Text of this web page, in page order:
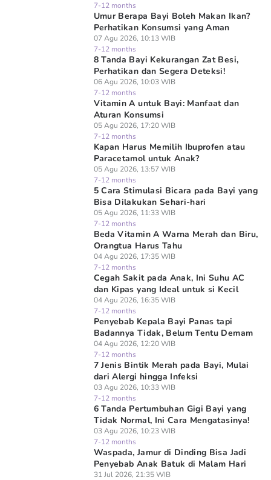
7-12 months
Umur Berapa Bayi Boleh Makan Ikan?
Perhatikan Konsumsi yang Aman
07 Agu 2026, 10:13 WIB
7-12 months
8 Tanda Bayi Kekurangan Zat Besi,
Perhatikan dan Segera Deteksi!
06 Agu 2026, 10:03 WIB
7-12 months
Vitamin A untuk Bayi: Manfaat dan
Aturan Konsumsi
05 Agu 2026, 17:20 WIB
7-12 months
Kapan Harus Memilih Ibuprofen atau
Paracetamol untuk Anak?
05 Agu 2026, 13:57 WIB
7-12 months
5 Cara Stimulasi Bicara pada Bayi yang
Bisa Dilakukan Sehari-hari
05 Agu 2026, 11:33 WIB
7-12 months
Beda Vitamin A Warna Merah dan Biru,
Orangtua Harus Tahu
04 Agu 2026, 17:35 WIB
7-12 months
Cegah Sakit pada Anak, Ini Suhu AC
dan Kipas yang Ideal untuk si Kecil
04 Agu 2026, 16:35 WIB
7-12 months
Penyebab Kepala Bayi Panas tapi
Badannya Tidak, Belum Tentu Demam
04 Agu 2026, 12:20 WIB
7-12 months
7 Jenis Bintik Merah pada Bayi, Mulai
dari Alergi hingga Infeksi
03 Agu 2026, 10:33 WIB
7-12 months
6 Tanda Pertumbuhan Gigi Bayi yang
Tidak Normal, Ini Cara Mengatasinya!
03 Agu 2026, 10:23 WIB
7-12 months
Waspada, Jamur di Dinding Bisa Jadi
Penyebab Anak Batuk di Malam Hari
31 Jul 2026, 21:35 WIB